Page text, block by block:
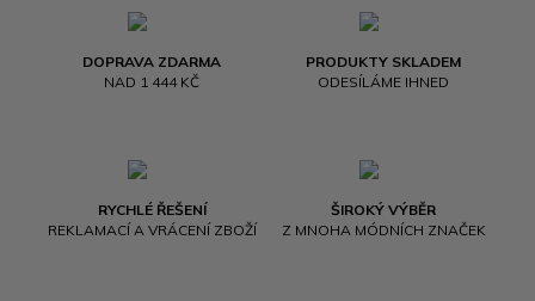
DOPRAVA ZDARMA
NAD 1 444 KČ
PRODUKTY SKLADEM
ODESÍLÁME IHNED
RYCHLÉ ŘEŠENÍ
REKLAMACÍ A VRÁCENÍ ZBOŽÍ
ŠIROKÝ VÝBĚR
Z MNOHA MÓDNÍCH ZNAČEK